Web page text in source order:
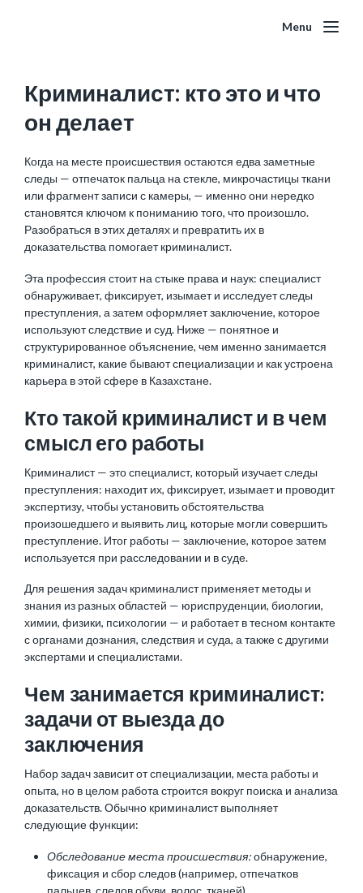
Menu
Криминалист: кто это и что
он делает
Когда на месте происшествия остаются едва заметные
следы — отпечаток пальца на стекле, микрочастицы ткани
или фрагмент записи с камеры, — именно они нередко
становятся ключом к пониманию того, что произошло.
Разобраться в этих деталях и превратить их в
доказательства помогает криминалист.
Эта профессия стоит на стыке права и наук: специалист
обнаруживает, фиксирует, изымает и исследует следы
преступления, а затем оформляет заключение, которое
используют следствие и суд. Ниже — понятное и
структурированное объяснение, чем именно занимается
криминалист, какие бывают специализации и как устроена
карьера в этой сфере в Казахстане.
Кто такой криминалист и в чем
смысл его работы
Криминалист — это специалист, который изучает следы
преступления: находит их, фиксирует, изымает и проводит
экспертизу, чтобы установить обстоятельства
произошедшего и выявить лиц, которые могли совершить
преступление. Итог работы — заключение, которое затем
используется при расследовании и в суде.
Для решения задач криминалист применяет методы и
знания из разных областей — юриспруденции, биологии,
химии, физики, психологии — и работает в тесном контакте
с органами дознания, следствия и суда, а также с другими
экспертами и специалистами.
Чем занимается криминалист:
задачи от выезда до
заключения
Набор задач зависит от специализации, места работы и
опыта, но в целом работа строится вокруг поиска и анализа
доказательств. Обычно криминалист выполняет
следующие функции:
Обследование места происшествия:обнаружение,
фиксация и сбор следов (например, отпечатков
пальцев, следов обуви, волос, тканей).